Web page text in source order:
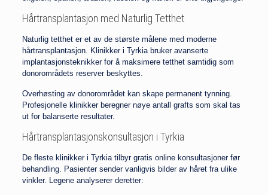
Hårtransplantasjon med Naturlig Tetthet
Naturlig tetthet er et av de største målene med moderne
hårtransplantasjon. Klinikker i Tyrkia bruker avanserte
implantasjonsteknikker for å maksimere tetthet samtidig som
donorområdets reserver beskyttes.
Overhøsting av donorområdet kan skape permanent tynning.
Profesjonelle klinikker beregner nøye antall grafts som skal tas
ut for balanserte resultater.
Hårtransplantasjonskonsultasjon i Tyrkia
De fleste klinikker i Tyrkia tilbyr gratis online konsultasjoner før
behandling. Pasienter sender vanligvis bilder av håret fra ulike
vinkler. Legene analyserer deretter: